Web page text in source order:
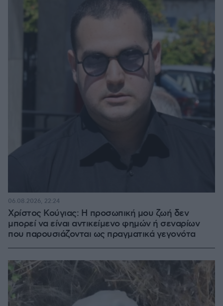
Χρίστος Κούγιας: Η προσωπική μου ζωή δεν
μπορεί να είναι αντικείμενο φημών ή σεναρίων
που παρουσιάζονται ως πραγματικά γεγονότα
06.08.2026, 22:24